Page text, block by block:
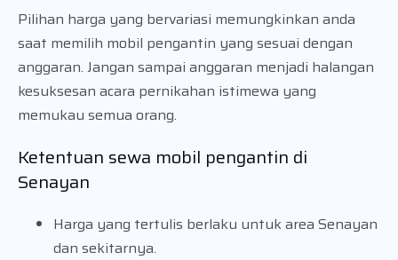
Pilihan harga yang bervariasi memungkinkan anda
saat memilih mobil pengantin yang sesuai dengan
anggaran. Jangan sampai anggaran menjadi halangan
kesuksesan acara pernikahan istimewa yang
memukau semua orang.
Ketentuan sewa mobil pengantin di
Senayan
Harga yang tertulis berlaku untuk area Senayan
dan sekitarnya.